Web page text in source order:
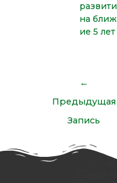
на
ие 5 лет
←
Предыдущая
Запись